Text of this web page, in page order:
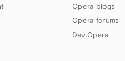
Opera blogs
Opera forums
Dev.Opera